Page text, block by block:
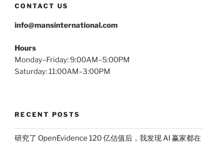
CONTACT US
info@mansinternational.com
Hours
Monday–Friday: 9:00AM–5:00PM
Saturday: 11:00AM–3:00PM
RECENT POSTS
研究了 OpenEvidence 120 亿估值后，我发现 AI 赢家都在